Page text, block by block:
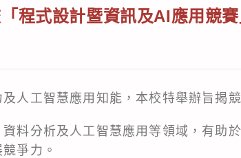
程式設計暨資訊及AI應用競
人工智慧應用知能，本校特舉辦旨揭競
料分析及人工智慧應用等領域，有助
爭力。